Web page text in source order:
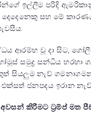
ඉල්ලීම පරිදි
සහ මේ
ආරම්භ වූ දා සිට,
සමුද්‍ර සන්ධිය හරහා
සියලුම නැව්
එක්සත් ජනපදය ඉරාන
කිරීමට ට්‍රම්ප් මත